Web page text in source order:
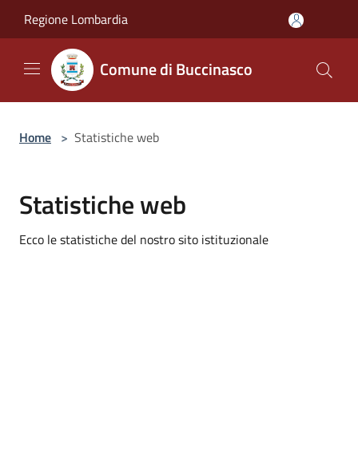
Regione Lombardia
Comune di Buccinasco
Home > Statistiche web
Statistiche web
Ecco le statistiche del nostro sito istituzionale